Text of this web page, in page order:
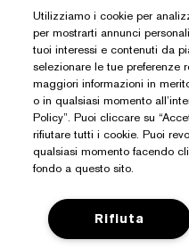
Hai Bisogno Di Aiuto?
Traccia il mio ordine
Contattaci subito
Informazioni Su Estée
Utilizziamo i cookie per
per mostrarti annunci
tuoi interessi e contenuti da
selezionare le tue preferenze
maggiori informazioni in
o in qualsiasi momento
Policy”. Puoi cliccare su
rifiutare tutti i cookie. Puoi
qualsiasi momento facendo
fondo a questo sito.
Rifiuta